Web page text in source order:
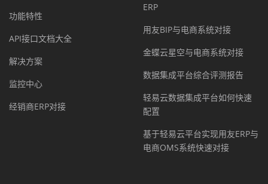
功能特性
API接口文档大全
解决方案
监控中心
经销商ERP对接
ERP
用友BIP与电商系统对接
金蝶云星空与电商系统对接
数据集成平台综合评测报告
轻易云数据集成平台如何快速
配置
基于轻易云平台实现用友ERP与
电商OMS系统快速对接